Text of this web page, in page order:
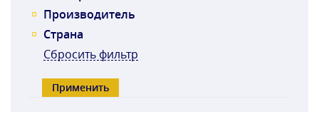
Производитель
Страна
Сбросить фильтр